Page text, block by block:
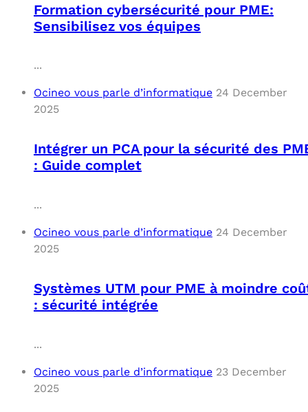
Formation cybersécurité pour PME:
Sensibilisez vos équipes
...
Ocineo vous parle d’informatique 24 December
2025
Intégrer un PCA pour la sécurité des
: Guide complet
...
Ocineo vous parle d’informatique 24 December
2025
Systèmes UTM pour PME à moindre
: sécurité intégrée
...
Ocineo vous parle d’informatique 23 December
2025